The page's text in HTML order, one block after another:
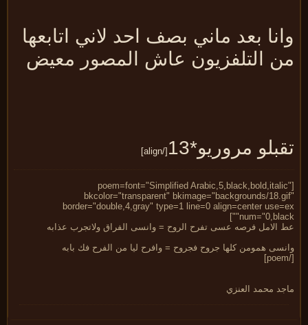
بعد ماني بصف احد لاني اتابعها
التلفزيون عاش المصور معيض
مروريو*13 [/align]
[poem=font="Simplified
bkcolor="transparent" bkimage="backgrounds/
border="double,4,gray" type=1 line=0 align=center
الامل فرصه عسى تفرح الروح = وانسى الفراق ولاتجرب عذابه
همومن كلها جروح فجروح = وافرح ليا من الفرح فك بابه
محمد العنزي